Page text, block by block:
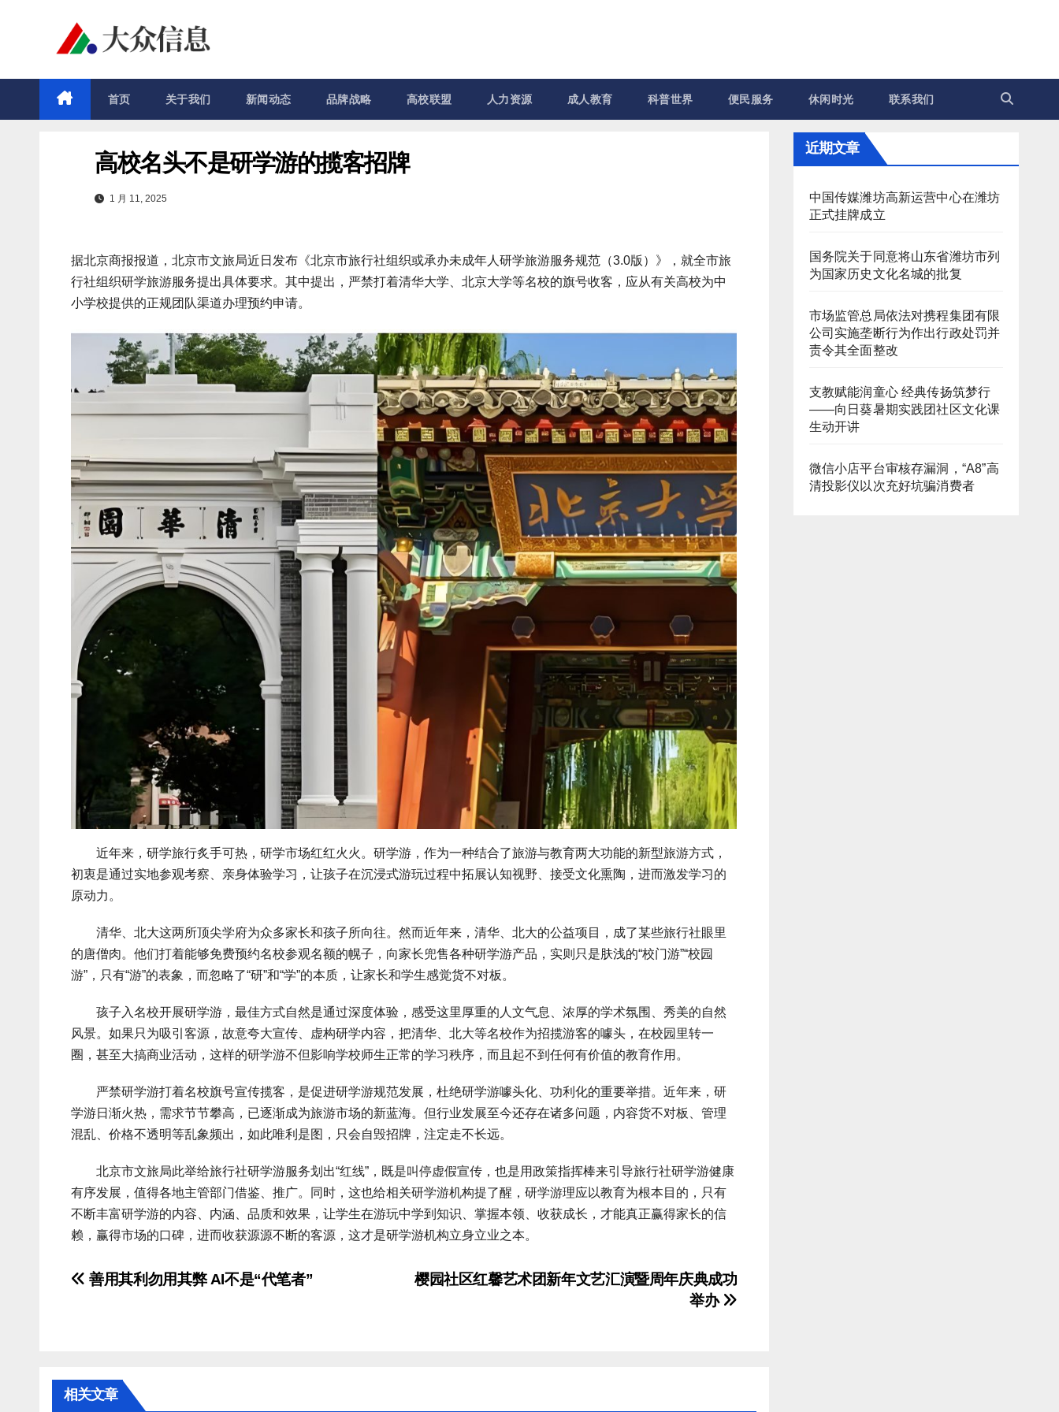
容
首页 关于我们 新闻动态 品牌战略 高校联盟 人力资源 成人教育 科普世界 便民服务 休闲时光 联系我们
高校名头不是研学游的揽客招牌
1 月 11, 2025
据北京商报报道，北京市文旅局近日发布《北京市旅行社组织或承办未成年人研学旅游服务规范（3.0版）》，就全市旅
行社组织研学旅游服务提出具体要求。其中提出，严禁打着清华大学、北京大学等名校的旗号收客，应从有关高校为中
小学校提供的正规团队渠道办理预约申请。
近年来，研学旅行炙手可热，研学市场红红火火。研学游，作为一种结合了旅游与教育两大功能的新型旅游方式，
初衷是通过实地参观考察、亲身体验学习，让孩子在沉浸式游玩过程中拓展认知视野、接受文化熏陶，进而激发学习的
原动力。
清华、北大这两所顶尖学府为众多家长和孩子所向往。然而近年来，清华、北大的公益项目，成了某些旅行社眼里
的唐僧肉。他们打着能够免费预约名校参观名额的幌子，向家长兜售各种研学游产品，实则只是肤浅的“校门游”“校园
游”，只有“游”的表象，而忽略了“研”和“学”的本质，让家长和学生感觉货不对板。
孩子入名校开展研学游，最佳方式自然是通过深度体验，感受这里厚重的人文气息、浓厚的学术氛围、秀美的自然
风景。如果只为吸引客源，故意夸大宣传、虚构研学内容，把清华、北大等名校作为招揽游客的噱头，在校园里转一
圈，甚至大搞商业活动，这样的研学游不但影响学校师生正常的学习秩序，而且起不到任何有价值的教育作用。
严禁研学游打着名校旗号宣传揽客，是促进研学游规范发展，杜绝研学游噱头化、功利化的重要举措。近年来，研
学游日渐火热，需求节节攀高，已逐渐成为旅游市场的新蓝海。但行业发展至今还存在诸多问题，内容货不对板、管理
混乱、价格不透明等乱象频出，如此唯利是图，只会自毁招牌，注定走不长远。
北京市文旅局此举给旅行社研学游服务划出“红线”，既是叫停虚假宣传，也是用政策指挥棒来引导旅行社研学游健康
有序发展，值得各地主管部门借鉴、推广。同时，这也给相关研学游机构提了醒，研学游理应以教育为根本目的，只有
不断丰富研学游的内容、内涵、品质和效果，让学生在游玩中学到知识、掌握本领、收获成长，才能真正赢得家长的信
赖，赢得市场的口碑，进而收获源源不断的客源，这才是研学游机构立身立业之本。
文
航
樱园社区红馨艺术团新年文艺汇演暨周年庆典成功
举办
善用其利勿用其弊 AI不是“代笔者”
相关文章
近期文章
中国传媒潍坊高新运营中心在潍坊
正式挂牌成立
国务院关于同意将山东省潍坊市列
为国家历史文化名城的批复
市场监管总局依法对携程集团有限
公司实施垄断行为作出行政处罚并
责令其全面整改
支教赋能润童心 经典传扬筑梦行
——向日葵暑期实践团社区文化课
生动开讲
微信小店平台审核存漏洞，“A8”高
清投影仪以次充好坑骗消费者